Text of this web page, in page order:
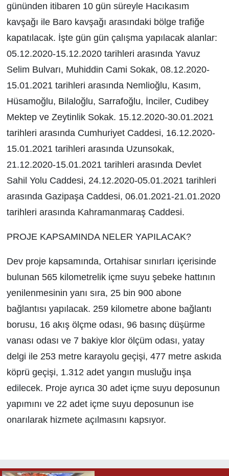
gününden itibaren 10 gün süreyle Hacıkasım
kavşağı ile Baro kavşağı arasındaki bölge trafiğe
kapatılacak. İşte gün gün çalışma yapılacak alanlar:
05.12.2020-15.12.2020 tarihleri arasında Yavuz
Selim Bulvarı, Muhiddin Cami Sokak, 08.12.2020-
15.01.2021 tarihleri arasında Nemlioğlu, Kasım,
Hüsamoğlu, Bilaloğlu, Sarrafoğlu, İnciler, Cudibey
Mektep ve Zeytinlik Sokak. 15.12.2020-30.01.2021
tarihleri arasında Cumhuriyet Caddesi, 16.12.2020-
15.01.2021 tarihleri arasında Uzunsokak,
21.12.2020-15.01.2021 tarihleri arasında Devlet
Sahil Yolu Caddesi, 24.12.2020-05.01.2021 tarihleri
arasında Gazipaşa Caddesi, 06.01.2021-21.01.2020
tarihleri arasında Kahramanmaraş Caddesi.
PROJE KAPSAMINDA NELER YAPILACAK?
Dev proje kapsamında, Ortahisar sınırları içerisinde
bulunan 565 kilometrelik içme suyu şebeke hattının
yenilenmesinin yanı sıra, 25 bin 900 abone
bağlantısı yapılacak. 259 kilometre abone bağlantı
borusu, 16 akış ölçme odası, 96 basınç düşürme
vanası odası ve 7 bakiye klor ölçüm odası, yatay
delgi ile 253 metre karayolu geçişi, 477 metre askıda
köprü geçişi, 1.312 adet yangın musluğu inşa
edilecek. Proje ayrıca 30 adet içme suyu deposunun
yapımını ve 22 adet içme suyu deposunun ise
onarılarak hizmete açılmasını kapsıyor.